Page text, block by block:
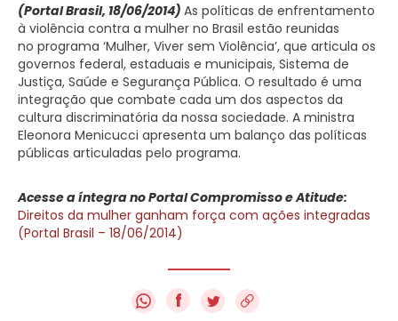
(Portal Brasil, 18/06/2014) As políticas de enfrentamento
à violência contra a mulher no Brasil estão reunidas
no programa ‘Mulher, Viver sem Violência’, que articula os
governos federal, estaduais e municipais, Sistema de
Justiça, Saúde e Segurança Pública. O resultado é uma
integração que combate cada um dos aspectos da
cultura discriminatória da nossa sociedade. A ministra
Eleonora Menicucci apresenta um balanço das políticas
públicas articuladas pelo programa.
Acesse a íntegra no Portal Compromisso e Atitude:
Direitos da mulher ganham força com ações integradas
(Portal Brasil – 18/06/2014)
f